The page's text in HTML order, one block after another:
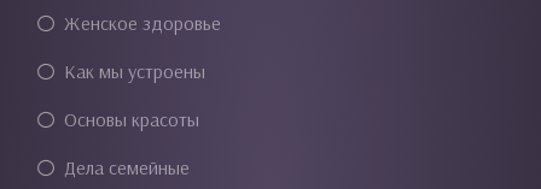
Женское здоровье
Как мы устроены
Основы красоты
Дела семейные